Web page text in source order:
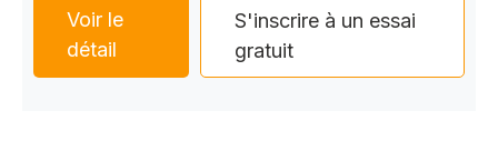
Voir le
détail
S'inscrire à un essai
gratuit